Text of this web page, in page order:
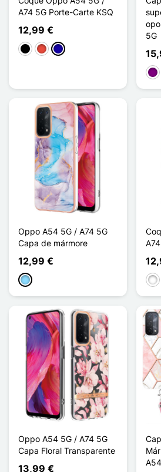
A74 5G Porte-Carte KSQ
12,99 €
PretoVermelhoAzul Escuro
5G
Oppo A54 5G / A74 5G
Capa de mármore
12,99 €
Azul Claro
Oppo A54 5G / A74 5G
Capa Floral Transparente
13,99 €